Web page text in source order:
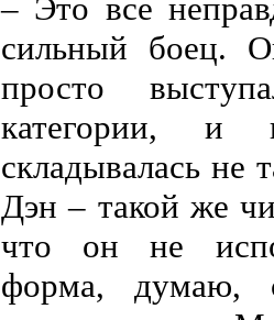
– Это все
сильный боец.
просто
категории, и
складывалась не
Дэн – такой же
что он не
форма, думаю,